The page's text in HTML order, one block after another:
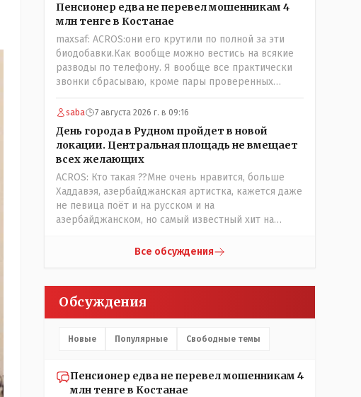
Мальдивы уехал, либо всё вместе! Пока
прокатывает по вышеизложенным Вами причинам,
просто обстоятельства немного меняются по
сравнению с Назарбаевскими временами, власти
решили пощупать кошелёк населения, а это уже
неизвестная в уравнении взаимоотношений власти
и народа! Тут бы как раз специалист-аналитик и
пригодился бы!
Пенсионер едва не перевел мошенникам 4
млн тенге в Костанае
maxsaf: ACROS:они его крутили по полной за эти
биодобавки.Как вообще можно вестись на всякие
разводы по телефону. Я вообще все практически
звонки сбрасываю, кроме пары проверенных
контактов. Один раз мне мой банк позвонил, не
мошенники. Я приехал туда, в банк, нашел того, кто
мне звонил, притащил к главному менеджеру и
обоим сказал: ещё один такой звонок, без разницы,
какая причина, и я счета свои у вас позакрываю.
Остальные входящие сразу в бан, по умолчанию для
меня любой входящий - Скам, пока не доказано
обратное - Zero trust. Все созвоны - только на
верифицируемые номера.Всё верно, я тоже так
поступаю,но увы любопытство ещё никто не
все равно меня допрашивает:" Кто звонил? От кого
saba 7 августа 2026 г. в 09:16
День города в Рудном пройдет в новой
локации. Центральная площадь не вмещает
всех желающих
ACROS: Кто такая ??Мне очень нравится, больше
Хаддавэя, азербайджанская артистка, кажется даже
не певица поёт и на русском и на
азербайджанском, но самый известный хит на
Все обсуждения
Обсуждения
Новые Популярные Свободные темы
Пенсионер едва не перевел мошенникам 4
млн тенге в Костанае